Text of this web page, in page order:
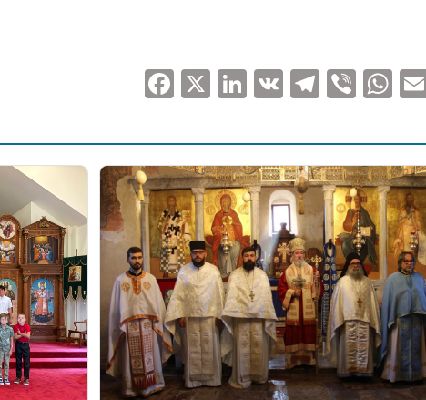
F
a
c
e
b
o
o
k
X
Li
n
k
e
dI
n
V
K
T
el
e
gr
a
m
V
ib
er
W
h
at
s
A
p
p